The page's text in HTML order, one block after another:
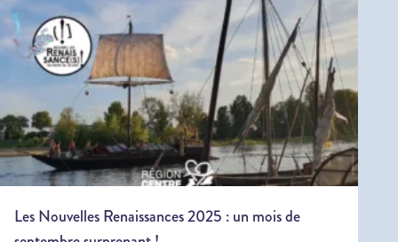
Les Nouvelles Renaissances 2025 : un mois de